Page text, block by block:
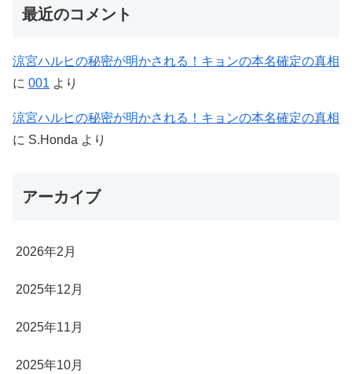
最近のコメント
涼宮ハルヒの秘密が明かされる！キョンの本名確定の真相
に 001 より
涼宮ハルヒの秘密が明かされる！キョンの本名確定の真相
に S.Honda より
アーカイブ
2026年2月
2025年12月
2025年11月
2025年10月